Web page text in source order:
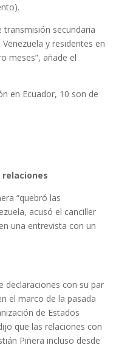
transmisión secundaria
y residentes en
meses”, añade el
en Ecuador, 10 son de
relaciones
“quebró las
acusó el canciller
una entrevista con un
declaraciones con su par
el marco de la pasada
de Estados
que las relaciones con
Piñera incluso desde